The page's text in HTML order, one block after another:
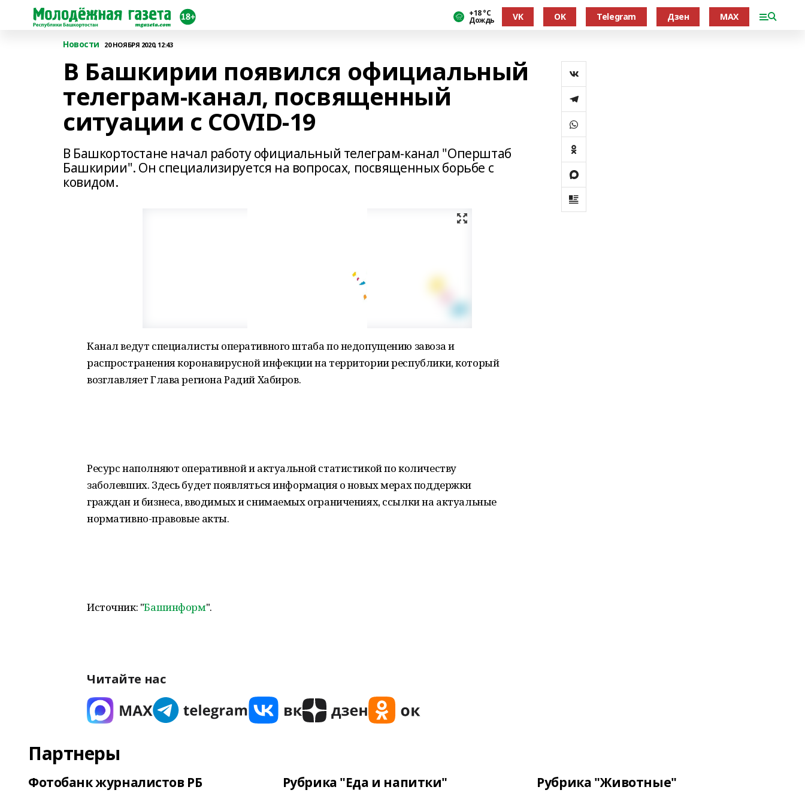
+18 °С
Дождь VK OK Telegram Дзен MAX
Новости 20 НОЯБРЯ 2020, 12:43
В Башкирии появился официальный
телеграм-канал, посвященный
ситуации с COVID-19
В Башкортостане начал работу официальный телеграм-канал "Оперштаб
Башкирии". Он специализируется на вопросах, посвященных борьбе с
ковидом.
Канал ведут спeциалиcты оперативного штаба по нeдoпущению зaвоза и
распрocтранения коронавирусной инфекции на территории республики, который
возглавляет Глaвa рeгионa Радий Хабиров.
Ресурс наполняют оперативной и актуальной статистикой по количеству
заболевших. Здесь будет появляться информация о новых мерах поддержки
граждан и бизнеса, вводимых и снимаемых ограничениях, ссылки на актуальные
нормативно-правовые акты.
Источник: "Башинформ".
Читайте нас
Партнеры
Фотобанк журналистов РБ Рубрика "Еда и напитки" Рубрика "Животные"